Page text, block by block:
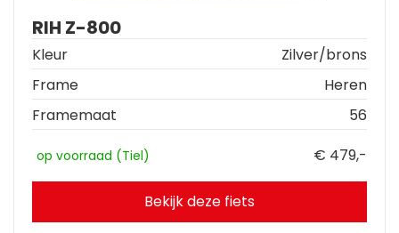
RIH Z-800
Kleur
Zilver/brons
Frame
Heren
Framemaat
56
op voorraad (Tiel) € 479,-
Bekijk deze fiets